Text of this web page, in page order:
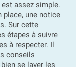
assez simple.
place, une notice
Sur cette
étapes à suivre
à respecter. Il
conseils